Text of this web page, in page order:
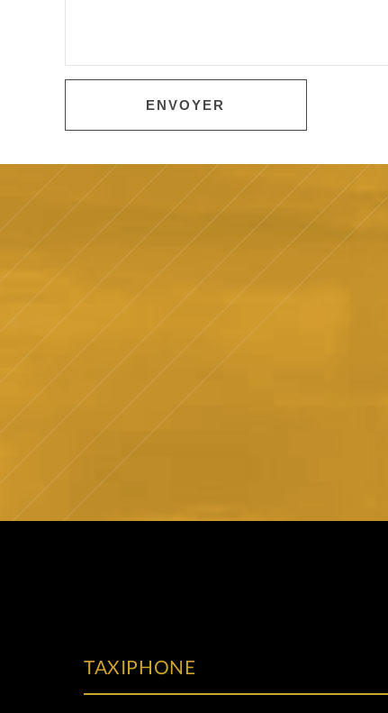
ENVOYER
TAXIPHONE